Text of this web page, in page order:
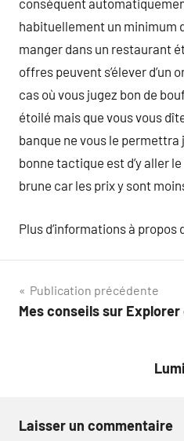
conséquent
habituellement un minimum
manger dans un restaurant
offres peuvent s’élever d’un
cas où vous jugez bon de
étoilé mais que vous vous
banque ne vous le permettra
bonne tactique est d’y aller
brune car les prix y sont
Plus d’informations à propos
Navigation
de
Publication précédente
Mes conseils sur
Laisser un commentaire